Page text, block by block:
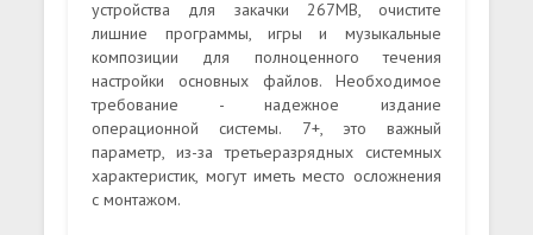
устройства для закачки 267MB, очистите
лишние программы, игры и музыкальные
композиции для полноценного течения
настройки основных файлов. Необходимое
требование - надежное издание
операционной системы. 7+, это важный
параметр, из-за третьеразрядных системных
характеристик, могут иметь место осложнения
с монтажом.